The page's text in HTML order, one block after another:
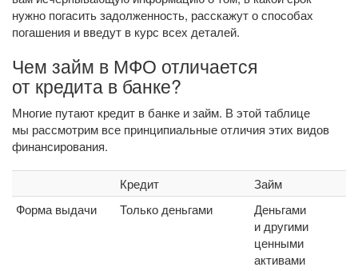
нужно погасить задолженность, расскажут о способах
погашения и введут в курс всех деталей.
Чем займ в МФО отличается
от кредита в банке?
Многие путают кредит в банке и займ. В этой таблице
мы рассмотрим все принципиальные отличия этих видов
финансирования.
Кредит
Займ
Форма выдачи
Только деньгами
Деньгами
и другими
ценными
активами